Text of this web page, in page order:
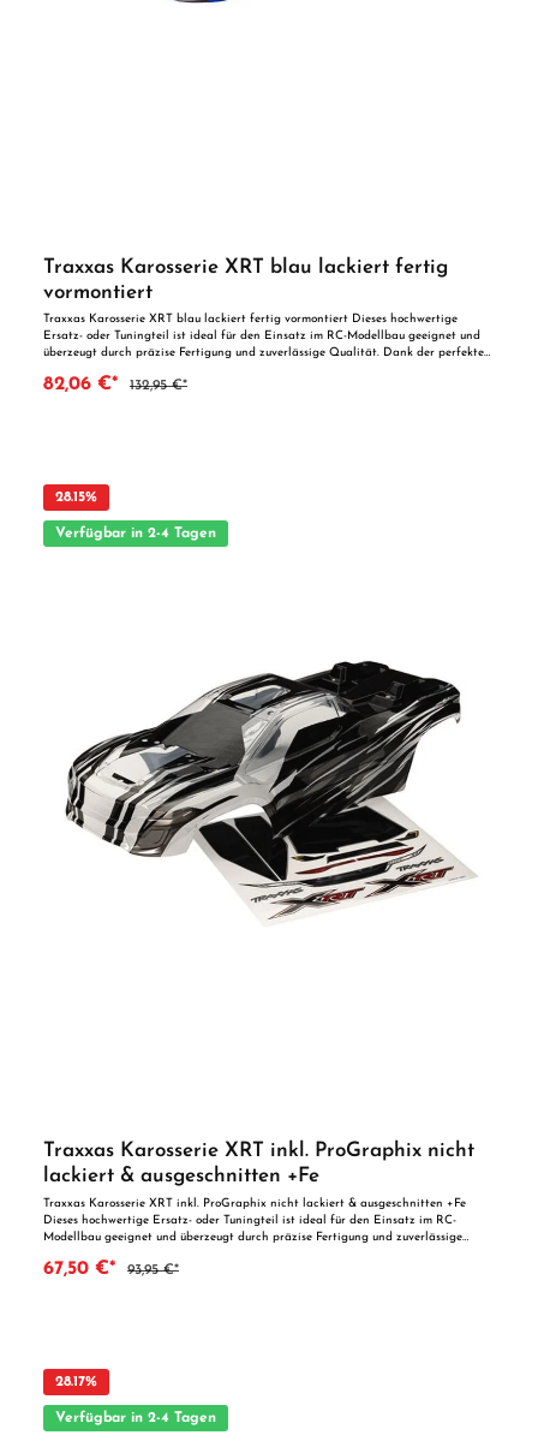
Traxxas Karosserie XRT blau lackiert fertig
vormontiert
Traxxas Karosserie XRT blau lackiert fertig vormontiert Dieses hochwertige
Ersatz- oder Tuningteil ist ideal für den Einsatz im RC-Modellbau geeignet und
überzeugt durch präzise Fertigung und zuverlässige Qualität. Dank der perfekten
geeignet. Vorteile auf einen Blick: Passgenaue Verarbeitung Geeignet für
82,06 €* 132,95 €*
28.15%
Verfügbar in 2-4 Tagen
Traxxas Karosserie XRT inkl. ProGraphix nicht
lackiert & ausgeschnitten +Fe
Traxxas Karosserie XRT inkl. ProGraphix nicht lackiert & ausgeschnitten +Fe
Dieses hochwertige Ersatz- oder Tuningteil ist ideal für den Einsatz im RC-
Modellbau geeignet und überzeugt durch präzise Fertigung und zuverlässige
zur technischen Optimierung geeignet. Vorteile auf einen Blick: Passgenaue
67,50 €* 93,95 €*
28.17%
Verfügbar in 2-4 Tagen